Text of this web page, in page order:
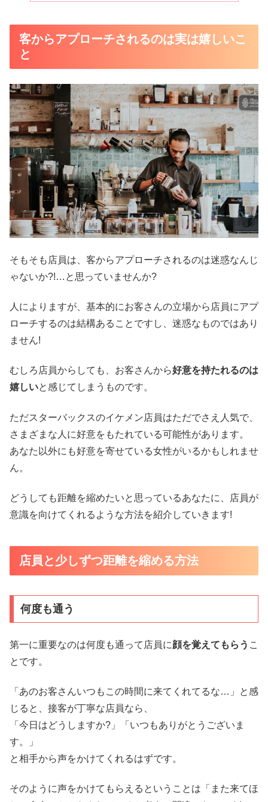
客からアプローチされるのは実は嬉しいこ
と
そもそも店員は、客からアプローチされるのは迷惑なんじ
ゃないか?!…と思っていませんか?
人によりますが、基本的にお客さんの立場から店員にアプ
ローチするのは結構あることですし、迷惑なものではあり
ません!
むしろ店員からしても、お客さんから好意を持たれるのは
嬉しいと感じてしまうものです。
ただスターバックスのイケメン店員はただでさえ人気で、
さまざまな人に好意をもたれている可能性があります。
あなた以外にも好意を寄せている女性がいるかもしれませ
ん。
どうしても距離を縮めたいと思っているあなたに、店員が
意識を向けてくれるような方法を紹介していきます!
店員と少しずつ距離を縮める方法
何度も通う
第一に重要なのは何度も通って店員に顔を覚えてもらう こ
とです。
「あのお客さんいつもこの時間に来てくれてるな…」と感
じると、接客が丁寧な店員なら、
「今日はどうしますか?」「いつもありがとうございま
す。」
と相手から声をかけてくれるはずです。
そのように声をかけてもらえるということは「また来てほ